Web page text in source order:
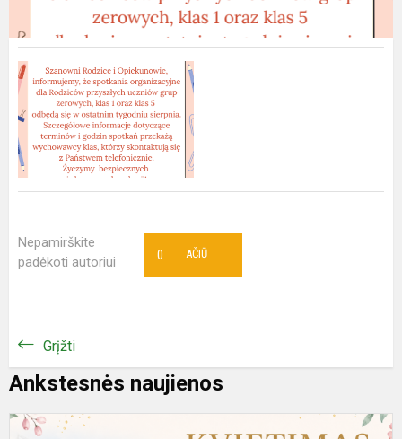
Nepamirškite
padėkoti autoriui
AČIŪ
0
Grįžti
Ankstesnės naujienos